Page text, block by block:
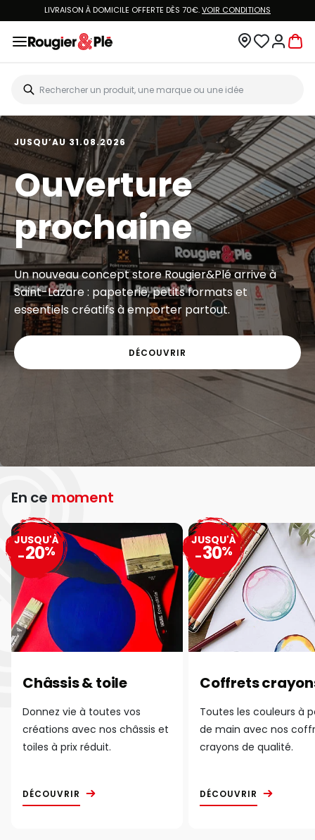
LIVRAISON À DOMICILE OFFERTE DÈS 70€.VOIR CONDITIONS
JUSQU’AU 31.08.2026
Ouverture
prochaine
Un nouveau concept store Rougier&Plé arrive à
Saint-Lazare : papeterie, petits formats et
essentiels créatifs à emporter partout.
DÉCOUVRIR
En ce moment
Châssis & toile
Donnez vie à toutes vos
créations avec nos châssis et
toiles à prix réduit.
DÉCOUVRIR
JUSQU'À
-20%
Coffrets
Toutes les couleurs à
de main avec nos
crayons de qualité.
DÉCOUVRIR
JUSQU'À
-30%